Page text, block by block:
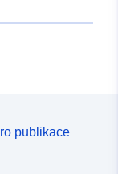
publikace